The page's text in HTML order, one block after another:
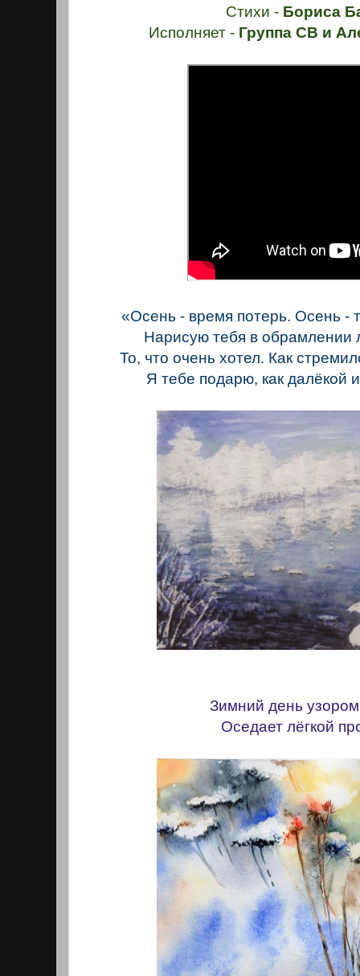
Стихи - Бориса
Исполняет - Группа СВ и
«Осень - время потерь. Осень -
Нарисую тебя в обрамлении
То, что очень хотел. Как
Я тебе подарю, как далёкой
Зимний день
Оседает лёгкой